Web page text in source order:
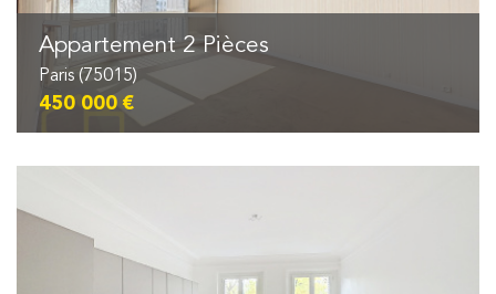
Appartement 2 Pièces
Paris (75015)
450 000 €